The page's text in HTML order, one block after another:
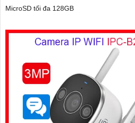
MicroSD tối đa 128GB